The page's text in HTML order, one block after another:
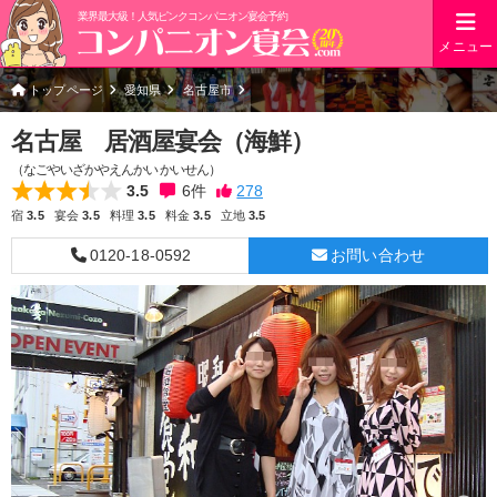
業界最大級！人気ピンクコンパニオン宴会予約
メニュー
トップページ 愛知県 名古屋市
名古屋 居酒屋宴会（海鮮）
（なごやいざかやえんかい かいせん）
3.5 6件
宿3.5 宴会3.5 料理3.5 料金3.5 立地3.5
0120-18-0592 お問い合わせ